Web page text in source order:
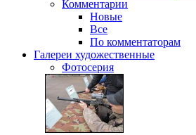
Комментарии
Новые
Все
По комментаторам
Галереи художественные
Фотосерия